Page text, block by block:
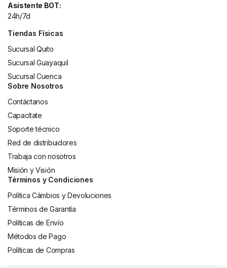
Asistente BOT:
24h/7d
Tiendas Físicas
Sucursal Quito
Sucursal Guayaquil
Sucursal Cuenca
Sobre Nosotros
Contáctanos
Capacítate
Soporte técnico
Red de distribuidores
Trabaja con nosotros
Misión y Visión
Términos y Condiciones
Política Cámbios y Devoluciones
Términos de Garantía
Políticas de Envío
Métodos de Pago
Políticas de Compras